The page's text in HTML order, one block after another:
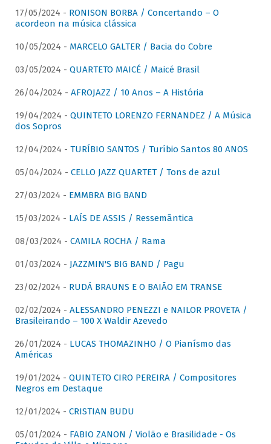
17/05/2024 - RONISON BORBA / Concertando – O
acordeon na música clássica
10/05/2024 - MARCELO GALTER / Bacia do Cobre
03/05/2024 - QUARTETO MAICÉ / Maicé Brasil
26/04/2024 - AFROJAZZ / 10 Anos – A História
19/04/2024 - QUINTETO LORENZO FERNANDEZ / A Música
dos Sopros
12/04/2024 - TURÍBIO SANTOS / Turíbio Santos 80 ANOS
05/04/2024 - CELLO JAZZ QUARTET / Tons de azul
27/03/2024 - EMMBRA BIG BAND
15/03/2024 - LAÍS DE ASSIS / Ressemântica
08/03/2024 - CAMILA ROCHA / Rama
01/03/2024 - JAZZMIN'S BIG BAND / Pagu
23/02/2024 - RUDÁ BRAUNS E O BAIÃO EM TRANSE
02/02/2024 - ALESSANDRO PENEZZI e NAILOR PROVETA /
Brasileirando – 100 X Waldir Azevedo
26/01/2024 - LUCAS THOMAZINHO / O Pianísmo das
Américas
19/01/2024 - QUINTETO CIRO PEREIRA / Compositores
Negros em Destaque
12/01/2024 - CRISTIAN BUDU
05/01/2024 - FABIO ZANON / Violão e Brasilidade - Os